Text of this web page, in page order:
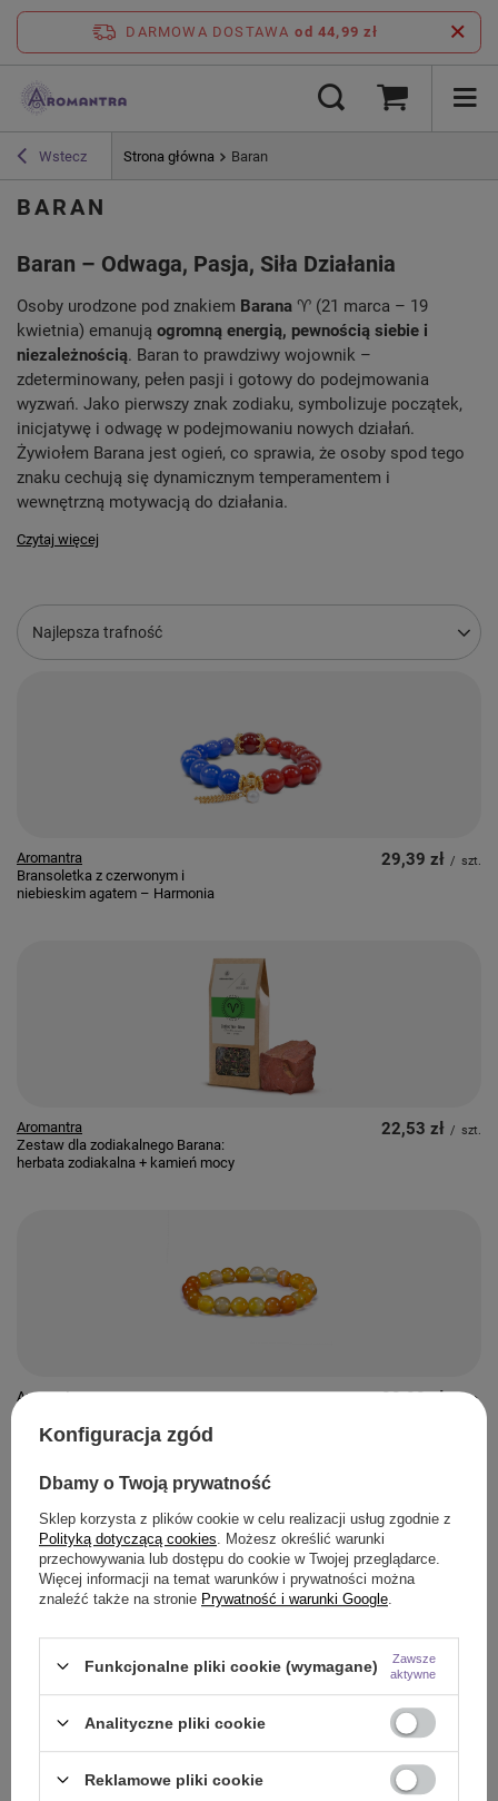
DARMOWA DOSTAWA od 44,99 zł
Wstecz Strona główna Baran
BARAN
Baran – Odwaga, Pasja, Siła Działania
Osoby urodzone pod znakiem Barana ♈ (21 marca – 19
kwietnia) emanują ogromną energią, pewnością siebie i
niezależnością. Baran to prawdziwy wojownik –
zdeterminowany, pełen pasji i gotowy do podejmowania
wyzwań. Jako pierwszy znak zodiaku, symbolizuje początek,
inicjatywę i odwagę w podejmowaniu nowych działań.
Żywiołem Barana jest ogień, co sprawia, że osoby spod tego
znaku cechują się dynamicznym temperamentem i
wewnętrzną motywacją do działania.
Czytaj więcej
Zmień sortowanie
Najlepsza trafność
Aromantra
Bransoletka z czerwonym i
niebieskim agatem – Harmonia
29,39 zł / szt.
Aromantra
Zestaw dla zodiakalnego Barana:
herbata zodiakalna + kamień mocy
22,53 zł / szt.
Aromantra
22,00 zł szt.
Aromantra x Mary Rose – Herbata
9,79 zł
(195,80 zł / kg
POLECANY
Konfiguracja zgód
Dbamy o Twoją prywatność
Sklep korzysta z plików cookie w celu realizacji usług zgodnie z
Polityką dotyczącą cookies . Możesz określić warunki
przechowywania lub dostępu do cookie w Twojej przeglądarce.
Więcej informacji na temat warunków i prywatności można
znaleźć także na stronie Prywatność i warunki Google
Funkcjonalne pliki cookie (wymagane)
Zawsze
aktywne
Analityczne pliki cookie
Reklamowe pliki cookie